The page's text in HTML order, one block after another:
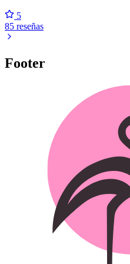
5
85 reseñas
Footer